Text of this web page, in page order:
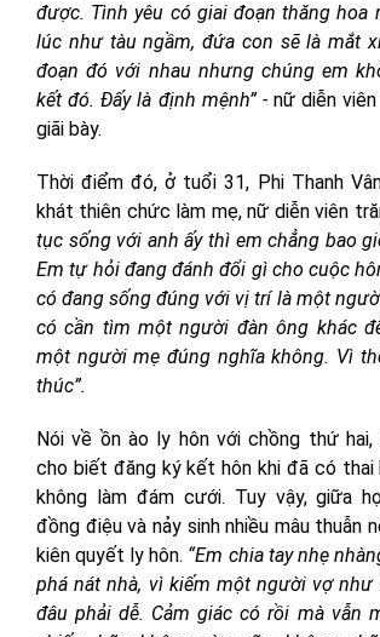
được. Tình yêu có giai đoạn thăng hoa
lúc như tàu ngầm, đứa con sẽ là mắt
đoạn đó với nhau nhưng chúng em
kết đó. Đấy là định mệnh” -nữ diễn viên
giãi bày.
Thời điểm đó, ở tuổi 31, Phi Thanh
khát thiên chức làm mẹ, nữ diễn viên
tục sống với anh ấy thì em chẳng bao
Em tự hỏi đang đánh đổi gì cho cuộc
có đang sống đúng với vị trí là một
có cần tìm một người đàn ông khác
một người mẹ đúng nghĩa không. Vì
thúc”.
Nói về ồn ào ly hôn với chồng thứ hai,
cho biết đăng ký kết hôn khi đã có thai
không làm đám cưới. Tuy vậy, giữa
đồng điệu và nảy sinh nhiều mâu thuẫn
kiên quyết ly hôn. “Em chia tay nhẹ
phá nát nhà, vì kiếm một người vợ như
đâu phải dễ. Cảm giác có rồi mà vẫn